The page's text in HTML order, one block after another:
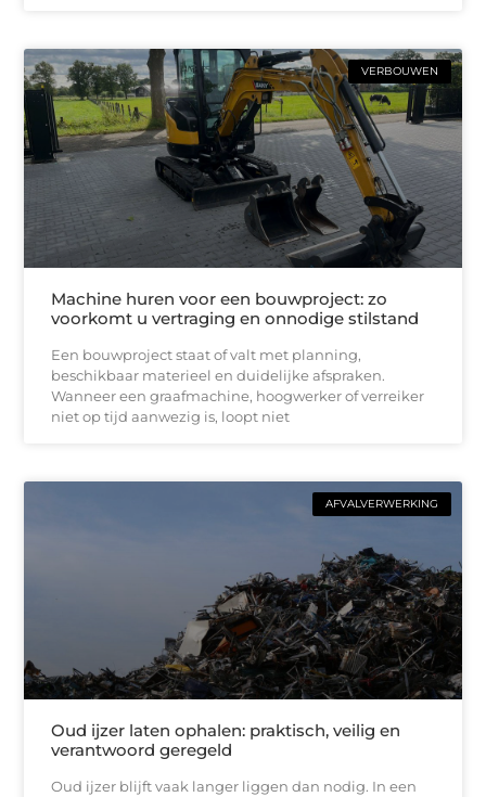
VERBOUWEN
Machine huren voor een bouwproject: zo
voorkomt u vertraging en onnodige stilstand
Een bouwproject staat of valt met planning,
beschikbaar materieel en duidelijke afspraken.
Wanneer een graafmachine, hoogwerker of verreiker
niet op tijd aanwezig is, loopt niet
AFVALVERWERKING
Oud ijzer laten ophalen: praktisch, veilig en
verantwoord geregeld
Oud ijzer blijft vaak langer liggen dan nodig. In een